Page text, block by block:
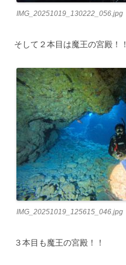
IMG_20251019_130222_056.jpg
そして２本目は魔王の宮殿！！
IMG_20251019_125615_046.jpg
３本目も魔王の宮殿！！